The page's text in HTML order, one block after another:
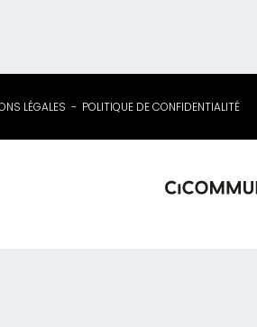
LÉGALES POLITIQUE DE CONFIDENTIALITÉ